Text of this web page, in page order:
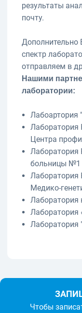
результаты
почту.
спектр
отправляем в
Нашими
лаборатории:
Лабоартория
Лаборатория
Центра
Лаборатория
больницы №1
Лаборатория
Медико-
Лаборатория
Лаборатория
Лаборатория
Чтобы